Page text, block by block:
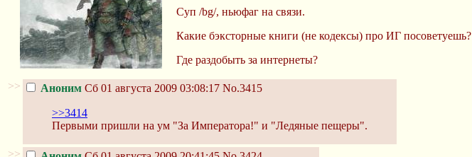
Суп /bg/, ньюфаг на связи.
Какие бэксторные книги (не кодексы) про ИГ посоветуешь?
Где раздобыть за интернеты?
>> Аноним Сб 01 августа 2009 03:08:17 No.3415
>>3414
Первыми пришли на ум "За Императора!" и "Ледяные пещеры".
>>